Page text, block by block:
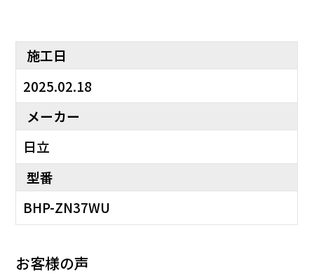
施工日
2025.02.18
メーカー
日立
型番
BHP-ZN37WU
お客様の声